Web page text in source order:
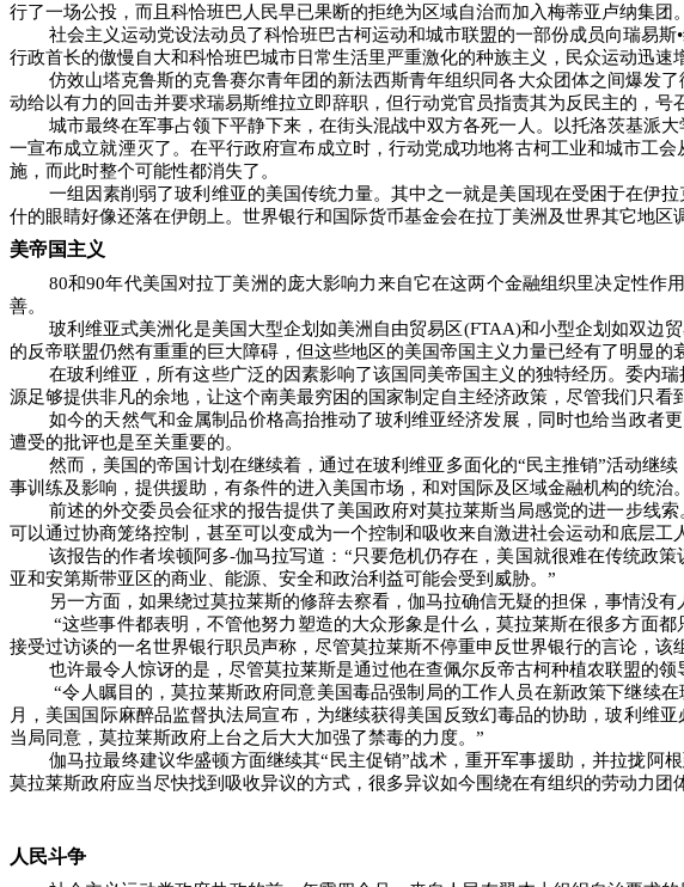
行了一场公投，而且科恰班巴人民早已果断的拒绝为区域自治而加入梅蒂亚卢纳集团。
社会主义运动党设法动员了科恰班巴古柯运动和城市联盟的一部份成员向瑞易
行政首长的傲慢自大和科恰班巴城市日常生活里严重激化的种族主义，民众运动迅速
仿效山塔克鲁斯的克鲁赛尔青年团的新法西斯青年组织同各大众团体之间爆发
动给以有力的回击并要求瑞易斯维拉立即辞职，但行动党官员指责其为反民主的，号
城市最终在军事占领下平静下来，在街头混战中双方各死一人。以托洛茨基派
一宣布成立就湮灭了。在平行政府宣布成立时，行动党成功地将古柯工业和城市工
施，而此时整个可能性都消失了。
一组因素削弱了玻利维亚的美国传统力量。其中之一就是美国现在受困于在伊
什的眼睛好像还落在伊朗上。世界银行和国际货币基金会在拉丁美洲及世界其它地区
美帝国主义
80和90年代美国对拉丁美洲的庞大影响力来自它在这两个金融组织里决定性作
善。
玻利维亚式美洲化是美国大型企划如美洲自由贸易区(FTAA)和小型企划如双边
的反帝联盟仍然有重重的巨大障碍，但这些地区的美国帝国主义力量已经有了明显的
在玻利维亚，所有这些广泛的因素影响了该国同美帝国主义的独特经历。委内
源足够提供非凡的余地，让这个南美最穷困的国家制定自主经济政策，尽管我们只看
如今的天然气和金属制品价格高抬推动了玻利维亚经济发展，同时也给当政者
遭受的批评也是至关重要的。
然而，美国的帝国计划在继续着，通过在玻利维亚多面化的“民主推销”活动继
事训练及影响，提供援助，有条件的进入美国市场，和对国际及区域金融机构的统治。
前述的外交委员会征求的报告提供了美国政府对莫拉莱斯当局感觉的进一步线
可以通过协商笼络控制，甚至可以变成为一个控制和吸收来自激进社会运动和底层
该报告的作者埃顿阿多-伽马拉写道：“只要危机仍存在，美国就很难在传统政
亚和安第斯带亚区的商业、能源、安全和政治利益可能会受到威胁。”
另一方面，如果绕过莫拉莱斯的修辞去察看，伽马拉确信无疑的担保，事情没有
“这些事件都表明，不管他努力塑造的大众形象是什么，莫拉莱斯在很多方面
接受过访谈的一名世界银行职员声称，尽管莫拉莱斯不停重申反世界银行的言论，
也许最令人惊讶的是，尽管莫拉莱斯是通过他在查佩尔反帝古柯种植农联盟的
“令人瞩目的，莫拉莱斯政府同意美国毒品强制局的工作人员在新政策下继续
月，美国国际麻醉品监督执法局宣布，为继续获得美国反致幻毒品的协助，玻利维
当局同意，莫拉莱斯政府上台之后大大加强了禁毒的力度。”
伽马拉最终建议华盛顿方面继续其“民主促销”战术，重开军事援助，并拉拢
莫拉莱斯政府应当尽快找到吸收异议的方式，很多异议如今围绕在有组织的劳动力
人民斗争